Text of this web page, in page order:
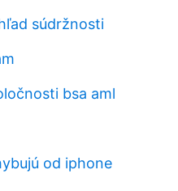
súdržnosti
bsa aml
od iphone